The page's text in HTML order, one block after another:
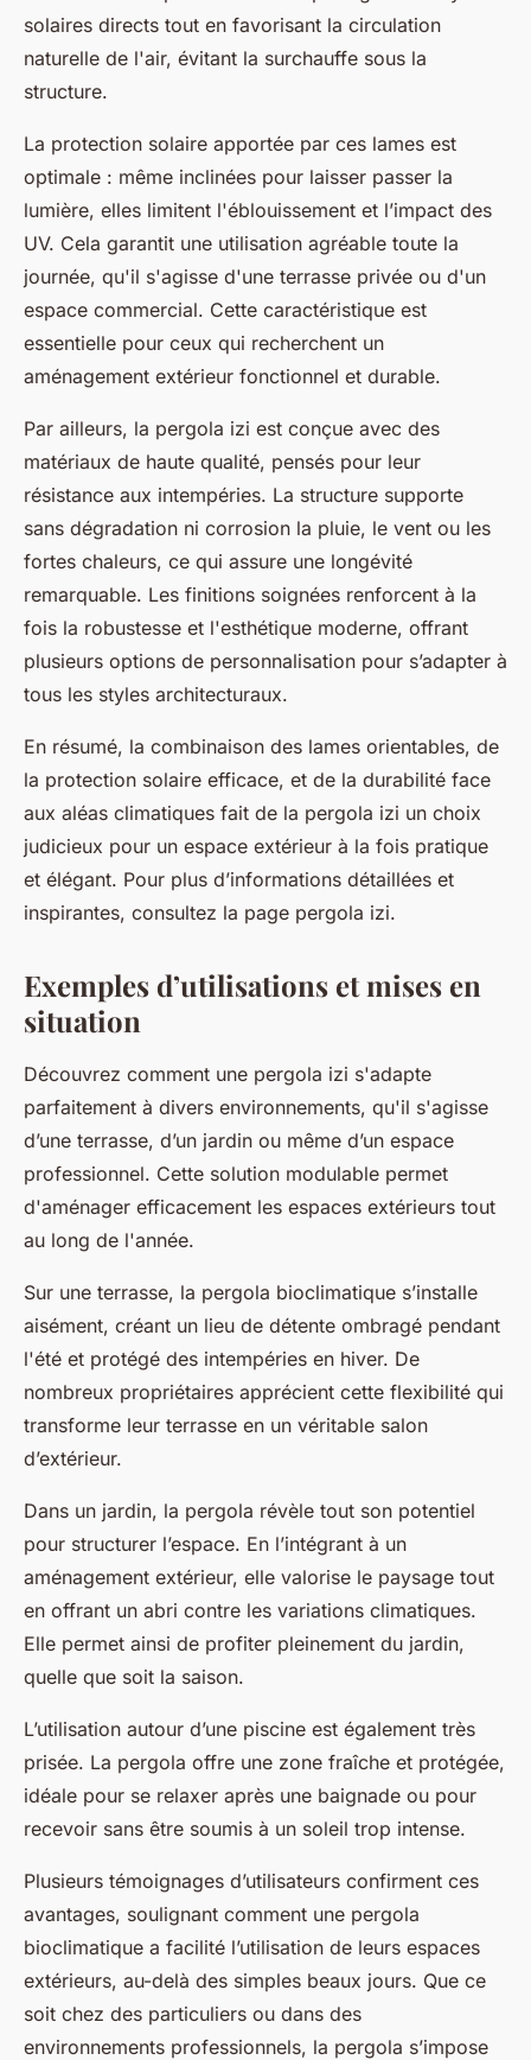
solaires directs tout en favorisant la circulation
naturelle de l'air, évitant la surchauffe sous la
structure.
La protection solaire apportée par ces lames est
optimale : même inclinées pour laisser passer la
lumière, elles limitent l'éblouissement et l’impact des
UV. Cela garantit une utilisation agréable toute la
journée, qu'il s'agisse d'une terrasse privée ou d'un
espace commercial. Cette caractéristique est
essentielle pour ceux qui recherchent un
aménagement extérieur fonctionnel et durable.
Par ailleurs, la pergola izi est conçue avec des
matériaux de haute qualité, pensés pour leur
résistance aux intempéries. La structure supporte
sans dégradation ni corrosion la pluie, le vent ou les
fortes chaleurs, ce qui assure une longévité
remarquable. Les finitions soignées renforcent à la
fois la robustesse et l'esthétique moderne, offrant
plusieurs options de personnalisation pour s’adapter à
tous les styles architecturaux.
En résumé, la combinaison des lames orientables, de
la protection solaire efficace, et de la durabilité face
aux aléas climatiques fait de la pergola izi un choix
judicieux pour un espace extérieur à la fois pratique
et élégant. Pour plus d’informations détaillées et
inspirantes, consultez la page pergola izi.
Exemples d’utilisations et mises en
situation
Découvrez comment une pergola izi s'adapte
parfaitement à divers environnements, qu'il s'agisse
d’une terrasse, d’un jardin ou même d’un espace
professionnel. Cette solution modulable permet
d'aménager efficacement les espaces extérieurs tout
au long de l'année.
Sur une terrasse, la pergola bioclimatique s’installe
aisément, créant un lieu de détente ombragé pendant
l'été et protégé des intempéries en hiver. De
nombreux propriétaires apprécient cette flexibilité qui
transforme leur terrasse en un véritable salon
d’extérieur.
Dans un jardin, la pergola révèle tout son potentiel
pour structurer l’espace. En l’intégrant à un
aménagement extérieur, elle valorise le paysage tout
en offrant un abri contre les variations climatiques.
Elle permet ainsi de profiter pleinement du jardin,
quelle que soit la saison.
L’utilisation autour d’une piscine est également très
prisée. La pergola offre une zone fraîche et protégée,
idéale pour se relaxer après une baignade ou pour
recevoir sans être soumis à un soleil trop intense.
Plusieurs témoignages d’utilisateurs confirment ces
avantages, soulignant comment une pergola
bioclimatique a facilité l’utilisation de leurs espaces
extérieurs, au-delà des simples beaux jours. Que ce
soit chez des particuliers ou dans des
environnements professionnels, la pergola s’impose